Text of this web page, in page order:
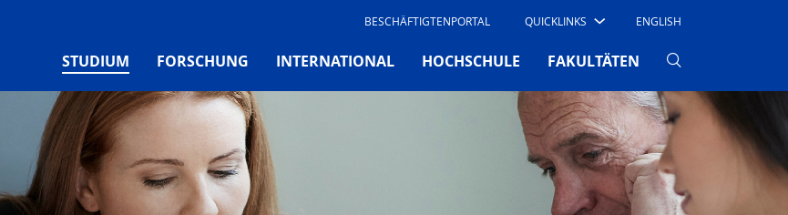
BESCHÄFTIGTENPORTAL QUICKLINKS ENGLISH
STUDIUM (CURRENT)
FORSCHUNG INTERNATIONAL HOCHSCHULE FAKULTÄTEN